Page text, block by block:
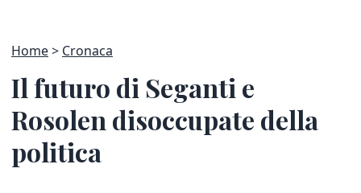
Home Cronaca
Il futuro di Seganti e
Rosolen disoccupate della
politica